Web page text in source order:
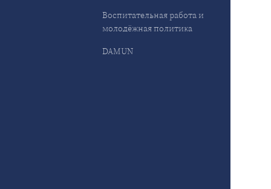
Воспитательная работа и
молодёжная политика
DAMUN